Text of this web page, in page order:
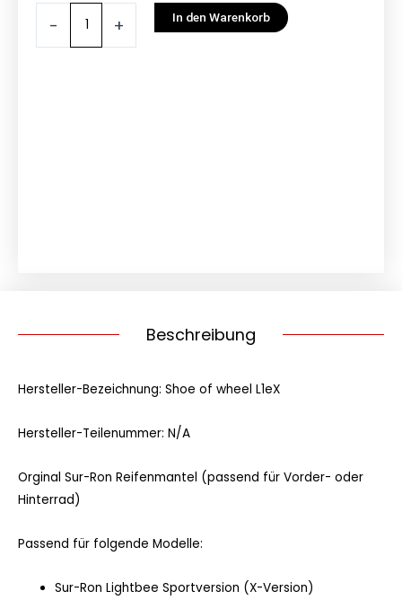
- + In den Warenkorb
Beschreibung
Hersteller-Bezeichnung: Shoe of wheel L1eX
Hersteller-Teilenummer: N/A
Orginal Sur-Ron Reifenmantel (passend für Vorder- oder
Hinterrad)
Passend für folgende Modelle:
Sur-Ron Lightbee Sportversion (X-Version)